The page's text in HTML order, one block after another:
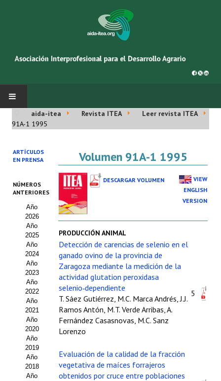
INICIO
Asociación AIDA
Cincuentenario AIDA
Organigrama
Estatutos
Hacerse socio
Noticias
Galería de Fotos
Web AIDA 2.0
REVISTA ITEA
Presentación ITEA
Equipo Editorial
aida-itea Revista ITEA
Leer revista ITEA
91A-1 1995
ARTÍCULOS
EN PRENSA
NÚMEROS
ANTERIORES
Año
2026
Año
2025
Año
2024
Año
2023
Año
2022
Año
2021
Año
2020
Año
2019
Año
2018
Año
Volumen 91A-1 1995
DESCARGAR VOLUMEN
VIEW
ENGLISH
VERSION
PRODUCCIÓN ANIMAL
Detección de carencias de selenio en el
ganado ovino de la provincia de
Zaragoza mediante la medición de la
actividad glutation peroxidasa
selenio‑dependiente
T. Sáez Gutiérrez, M.C. Marca Andrés, J.J.
Ramos Antón, M.T. Verde Arribas, A.
Fernández Casasnovas, M.C. Sanz
Lorenzo
5
Evaluación de la calidad de la fracción
vegetativa de maíces forrajeros
obtenidos por cruce entre poblaciones